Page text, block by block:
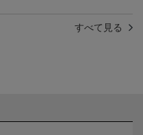
すべて見る